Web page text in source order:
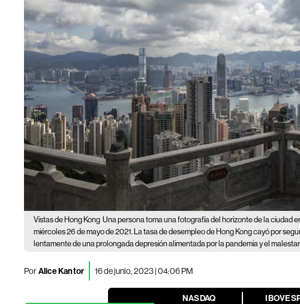
Vistas de Hong Kong Una persona toma una fotografía del horizonte de la ciudad
miércoles 26 de mayo de 2021. La tasa de desempleo de Hong Kong cayó por
lentamente de una prolongada depresión alimentada por la pandemia y el
PorAlice Kantor 16 de junio, 2023 | 04:06 PM
NASDAQ